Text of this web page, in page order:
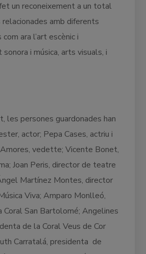
un reconeixement a un total
amb diferents
ara l’art escènic i
sonora i música, arts visuals, i
les persones guardonades han
actor; Pepa Cases, actriu i
vedette; Vicente Bonet,
Joan Peris, director de teatre
Martínez Montes, director
Viva; Amparo Monlleó,
Coral San Bartolomé; Angelines
de la Coral Veus de Cor
Carratalá, presidenta de